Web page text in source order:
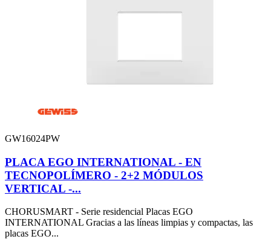
GW16024PW
PLACA EGO INTERNATIONAL - EN
TECNOPOLÍMERO - 2+2 MÓDULOS
VERTICAL -...
CHORUSMART - Serie residencial Placas EGO
INTERNATIONAL Gracias a las líneas limpias y compactas, las
placas EGO...